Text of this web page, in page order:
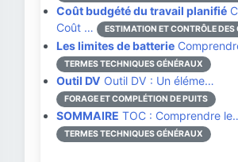
Coût budgété du travail planifié
Coût …
ESTIMATION ET CONTRÔLE DES
Les limites de batterie
TERMES TECHNIQUES GÉNÉRAUX
Outil DV Outil DV : Un éléme…
FORAGE ET COMPLÉTION DE PUITS
SOMMAIRE TOC : Comprendre
TERMES TECHNIQUES GÉNÉRAUX